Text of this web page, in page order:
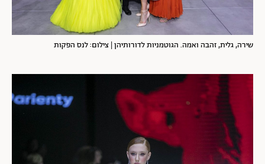
שירה, גלית, זהבה ואמה. הגוטמניות לדורותיהן | צילום: לנס הפקות